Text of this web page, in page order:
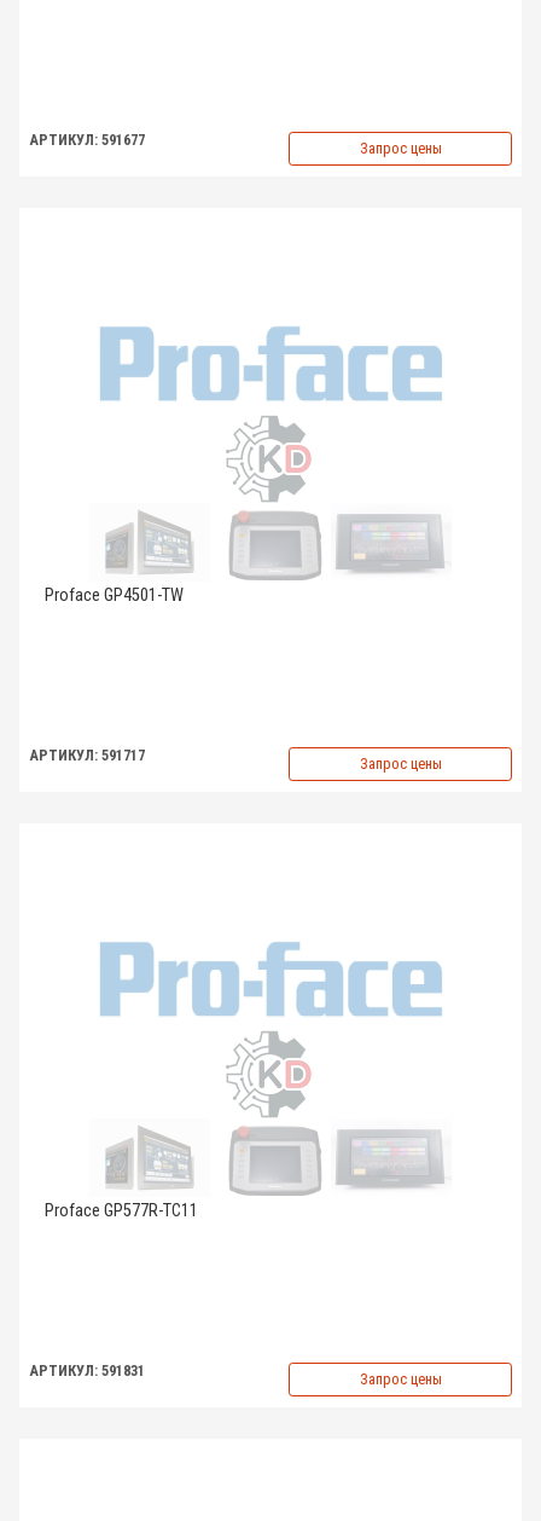
АРТИКУЛ: 591677 Запрос цены
Proface GP4501-TW
АРТИКУЛ: 591717 Запрос цены
Proface GP577R-TC11
АРТИКУЛ: 591831 Запрос цены